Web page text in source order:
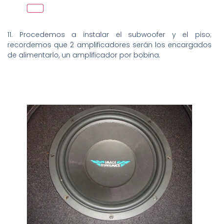
11. Procedemos a instalar el subwoofer y el piso;
recordemos que 2 amplificadores serán los encargados
de alimentarlo, un amplificador por bobina.